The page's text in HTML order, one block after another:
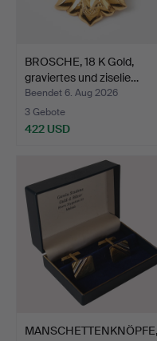
BROSCHE, 18 K Gold,
graviertes und ziselie…
Beendet 6. Aug 2026
3 Gebote
422 USD
MANSCHETTENKNÖPFE,